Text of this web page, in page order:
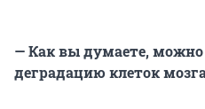
— Как вы думаете,
деградацию клеток